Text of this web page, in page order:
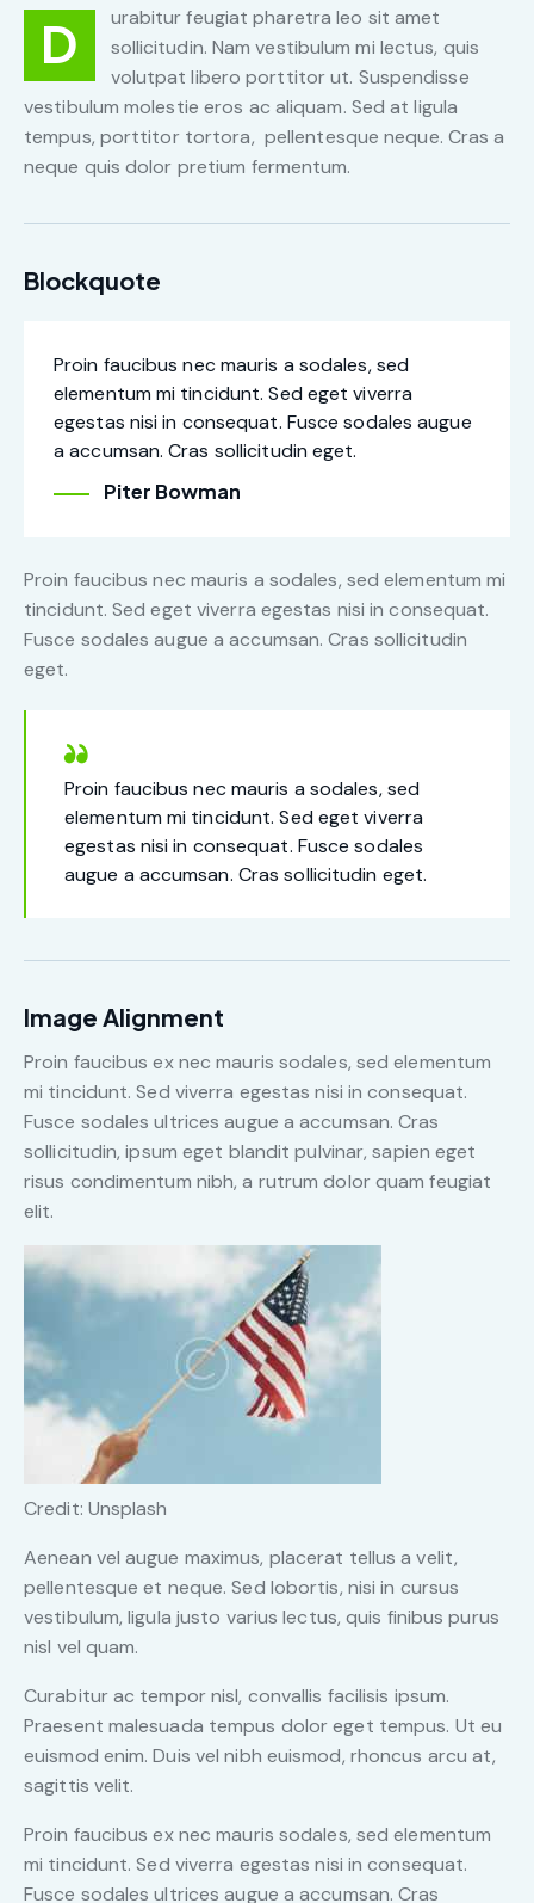
D
urabitur feugiat pharetra leo sit amet
sollicitudin. Nam vestibulum mi lectus, quis
volutpat libero porttitor ut. Suspendisse
vestibulum molestie eros ac aliquam. Sed at ligula
tempus, porttitor tortora, pellentesque neque. Cras a
neque quis dolor pretium fermentum.
Blockquote
Proin faucibus nec mauris a sodales, sed
elementum mi tincidunt. Sed eget viverra
egestas nisi in consequat. Fusce sodales augue
a accumsan. Cras sollicitudin eget.
Piter Bowman
Proin faucibus nec mauris a sodales, sed elementum mi
tincidunt. Sed eget viverra egestas nisi in consequat.
Fusce sodales augue a accumsan. Cras sollicitudin
eget.
Proin faucibus nec mauris a sodales, sed
elementum mi tincidunt. Sed eget viverra
egestas nisi in consequat. Fusce sodales
augue a accumsan. Cras sollicitudin eget.
Image Alignment
Proin faucibus ex nec mauris sodales, sed elementum
mi tincidunt. Sed viverra egestas nisi in consequat.
Fusce sodales ultrices augue a accumsan. Cras
sollicitudin, ipsum eget blandit pulvinar, sapien eget
risus condimentum nibh, a rutrum dolor quam feugiat
elit.
Credit: Unsplash
Aenean vel augue maximus, placerat tellus a velit,
pellentesque et neque. Sed lobortis, nisi in cursus
vestibulum, ligula justo varius lectus, quis finibus purus
nisl vel quam.
Curabitur ac tempor nisl, convallis facilisis ipsum.
Praesent malesuada tempus dolor eget tempus. Ut eu
euismod enim. Duis vel nibh euismod, rhoncus arcu at,
sagittis velit.
Proin faucibus ex nec mauris sodales, sed elementum
mi tincidunt. Sed viverra egestas nisi in consequat.
Fusce sodales ultrices augue a accumsan. Cras